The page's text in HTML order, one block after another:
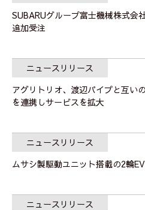
SUBARUグループ富士機械株式会
追加受注
ニュースリリース
アグリトリオ、渡辺パイプと互い
を連携しサービスを拡大
ニュースリリース
ムサシ製駆動ユニット搭載の2輪
ニュースリリース